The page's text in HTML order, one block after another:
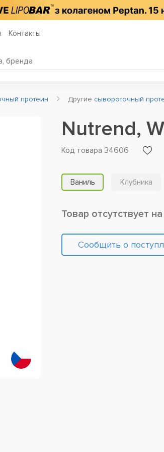
Контакты
протеин Другие сывороточный
Nutrend,
Код товара 34606
Ваниль Клубника
Товар отсутствует
Сообщить о